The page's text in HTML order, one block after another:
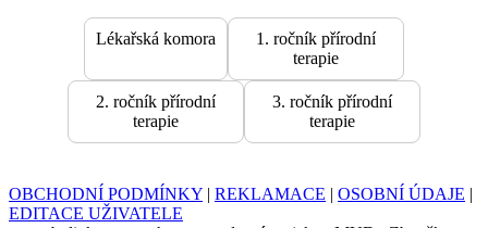
Lékařská komora
1. ročník přírodní
terapie
2. ročník přírodní
terapie
3. ročník přírodní
terapie
OBCHODNÍ PODMÍNKY | REKLAMACE | OSOBNÍ ÚDAJE |
EDITACE UŽIVATELE